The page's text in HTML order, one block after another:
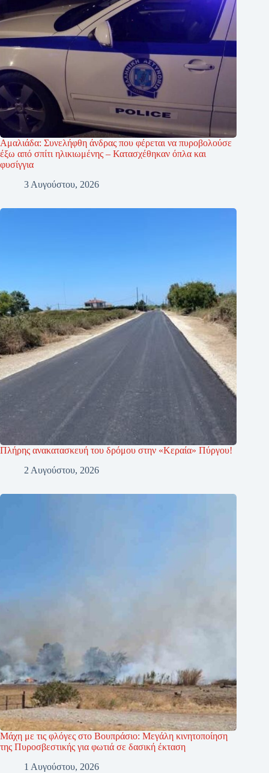
Αμαλιάδα: Συνελήφθη άνδρας που φέρεται να πυροβολούσε
έξω από σπίτι ηλικιωμένης – Κατασχέθηκαν όπλα και
φυσίγγια
3 Αυγούστου, 2026
Πλήρης ανακατασκευή του δρόμου στην «Κεραία» Πύργου!
2 Αυγούστου, 2026
Μάχη με τις φλόγες στο Βουπράσιο: Μεγάλη κινητοποίηση
της Πυροσβεστικής για φωτιά σε δασική έκταση
1 Αυγούστου, 2026